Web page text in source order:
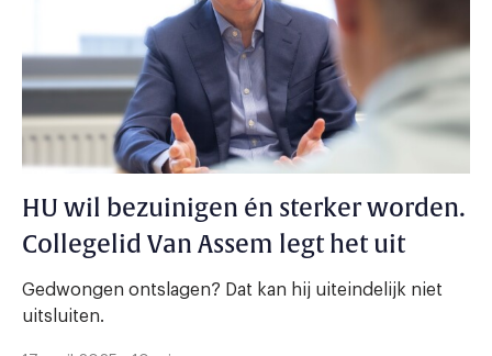
HU wil bezuinigen én sterker worden.
Collegelid Van Assem legt het uit
Gedwongen ontslagen? Dat kan hij uiteindelijk niet
uitsluiten.